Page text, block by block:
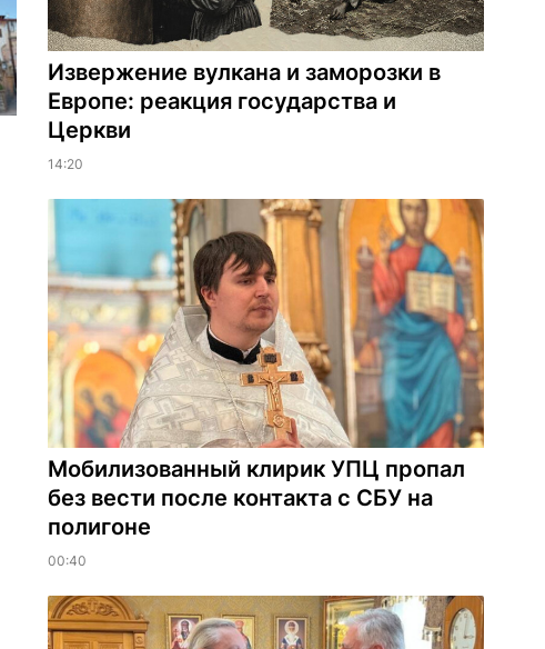
Извержение вулкана и заморозки в
Европе: реакция государства и
Церкви
14:20
Мобилизованный клирик УПЦ пропал
без вести после контакта с СБУ на
полигоне
00:40